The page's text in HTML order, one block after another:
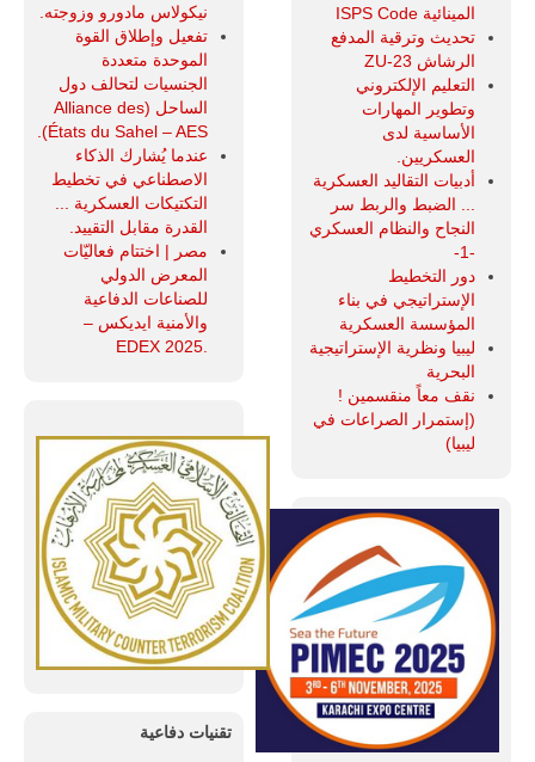
المينائية ISPS Code
تحديث وترقية المدفع
الرشاش ZU-23
التعليم الإلكتروني
وتطوير المهارات
الأساسية لدى
العسكريين.
أدبيات التقاليد العسكرية
... الضبط والربط سر
النجاح والنظام العسكري
-1-
دور التخطيط
الإستراتيجي في بناء
المؤسسة العسكرية
ليبيا ونظرية الإستراتيجية
البحرية
نقف معاً منقسمين !
(إستمرار الصراعات في
ليبيا)
نيكولاس مادورو وزوجته.
تفعيل وإطلاق القوة
الموحدة متعددة
الجنسيات لتحالف دول
الساحل (Alliance des
États du Sahel – AES).
عندما يُشارك الذكاء
الاصطناعي في تخطيط
التكتيكات العسكرية ...
القدرة مقابل التقييد.
مصر | اختتام فعاليّات
المعرض الدولي
للصناعات الدفاعية
والأمنية ايديكس ‒
تقنيات دفاعية